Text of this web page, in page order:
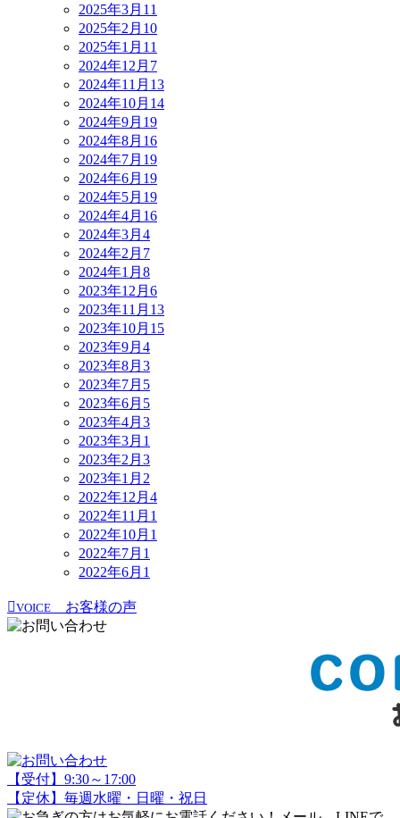
2025年3月 11
2025年2月 10
2025年1月 11
2024年12月 7
2024年11月 13
2024年10月 14
2024年9月 19
2024年8月 16
2024年7月 19
2024年6月 19
2024年5月 19
2024年4月 16
2024年3月 4
2024年2月 7
2024年1月 8
2023年12月 6
2023年11月 13
2023年10月 15
2023年9月 4
2023年8月 3
2023年7月 5
2023年6月 5
2023年4月 3
2023年3月 1
2023年2月 3
2023年1月 2
2022年12月 4
2022年11月 1
2022年10月 1
2022年7月 1
2022年6月 1
VOICE お客様の声
【受付】9:30～17:00
【定休】毎週水曜・日曜・祝日